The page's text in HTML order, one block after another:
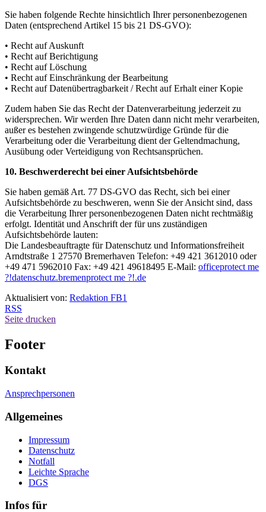
Sie haben folgende Rechte hinsichtlich Ihrer personenbezogenen
Daten (entsprechend Artikel 15 bis 21 DS-GVO):
• Recht auf Auskunft
• Recht auf Berichtigung
• Recht auf Löschung
• Recht auf Einschränkung der Bearbeitung
• Recht auf Datenübertragbarkeit / Recht auf Erhalt einer Kopie
Zudem haben Sie das Recht der Datenverarbeitung jederzeit zu
widersprechen. Wir werden Ihre Daten dann nicht mehr verarbeiten,
außer es bestehen zwingende schutzwürdige Gründe für die
Verarbeitung oder die Verarbeitung dient der Geltendmachung,
Ausübung oder Verteidigung von Rechtsansprüchen.
10. Beschwerderecht bei einer Aufsichtsbehörde
Sie haben gemäß Art. 77 DS-GVO das Recht, sich bei einer
Aufsichtsbehörde zu beschweren, wenn Sie der Ansicht sind, dass
die Verarbeitung Ihrer personenbezogenen Daten nicht rechtmäßig
erfolgt. Identität und Anschrift der für uns zuständigen
Aufsichtsbehörde lauten:
Die Landesbeauftragte für Datenschutz und Informationsfreiheit
Arndtstraße 1 27570 Bremerhaven Telefon: +49 421 3612010 oder
+49 471 5962010 Fax: +49 421 49618495 E-Mail: officeprotect me
?!datenschutz.bremenprotect me ?!.de
Aktualisiert von: Redaktion FB1
RSS
Seite drucken
Footer
Kontakt
Ansprechpersonen
Allgemeines
Impressum
Datenschutz
Notfall
Leichte Sprache
DGS
Infos für